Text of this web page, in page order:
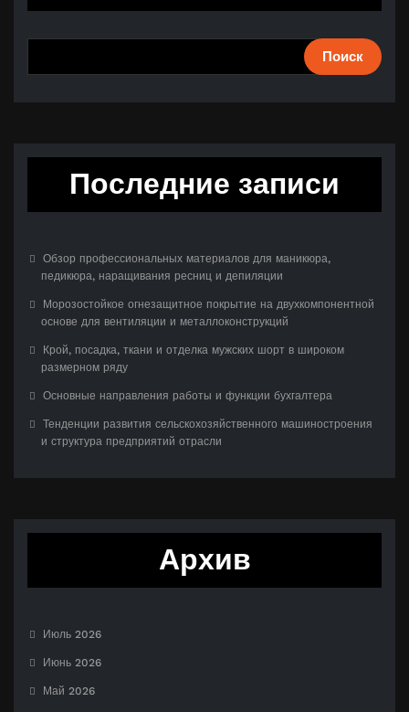
Поиск
Последние записи
Обзор профессиональных материалов для маникюра,
педикюра, наращивания ресниц и депиляции
Морозостойкое огнезащитное покрытие на двухкомпонентной
основе для вентиляции и металлоконструкций
Крой, посадка, ткани и отделка мужских шорт в широком
размерном ряду
Основные направления работы и функции бухгалтера
Тенденции развития сельскохозяйственного машиностроения
и структура предприятий отрасли
Архив
Июль 2026
Июнь 2026
Май 2026